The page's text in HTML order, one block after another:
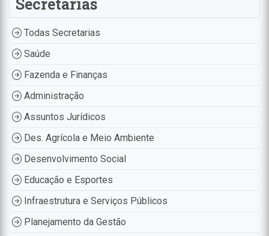
Todas Secretarias
Saúde
Fazenda e Finanças
Administração
Assuntos Jurídicos
Des. Agrícola e Meio Ambiente
Desenvolvimento Social
Educação e Esportes
Infraestrutura e Serviços Públicos
Planejamento da Gestão